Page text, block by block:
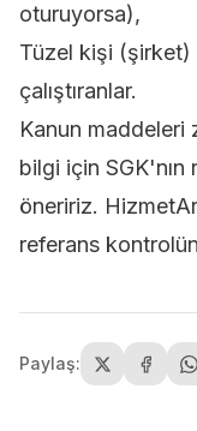
oturuyorsa),
Tüzel kişi (şirket)
çalıştıranlar.
Kanun maddeleri
bilgi için
öneririz.
referans
Paylaş: